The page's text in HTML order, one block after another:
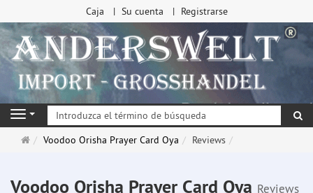
Caja Su cuenta Registrarse
Navigation
PáginaVoodoo Orisha Prayer Card Oya Reviews
Voodoo Orisha Prayer Card Oya Reviews